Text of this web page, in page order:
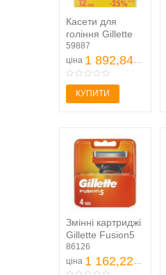
Касети для
гоління Gillette
Mach3 змінні
12шт
59887
ціна 1 892,84 грн
КУПИТИ
Змінні картриджі
Gillette Fusion5
для гоління
чоловічі 4 шт
86126
ціна 1 162,22 грн